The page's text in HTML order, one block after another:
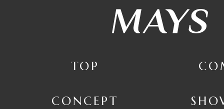
TOP
CONCEPT